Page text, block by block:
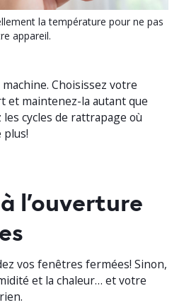
la température pour ne pas
appareil.
machine. Choisissez votre
et maintenez-la autant que
cycles de rattrapage où
plus!
l’ouverture
vos fenêtres fermées! Sinon,
et la chaleur… et votre